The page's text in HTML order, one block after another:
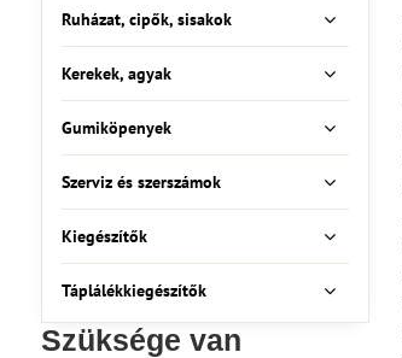
Ruházat, cipők, sisakok
Kerekek, agyak
Gumiköpenyek
Szerviz és szerszámok
Kiegészítők
Táplálékkiegészítők
Szüksége van